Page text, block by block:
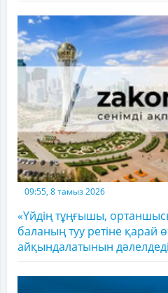
09:55, 8 тамыз 2026
«Үйдің тұңғышы,
баланың туу ретіне қарай
айқындалатынын дәлелдеді